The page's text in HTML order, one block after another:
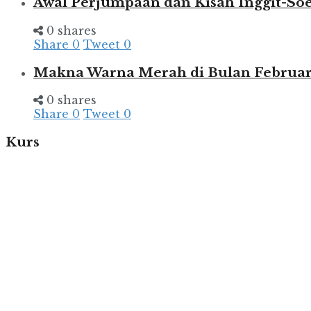
0 shares
Share 0 Tweet 0
Makna Warna Merah di Bulan
0 shares
Share 0 Tweet 0
Kurs